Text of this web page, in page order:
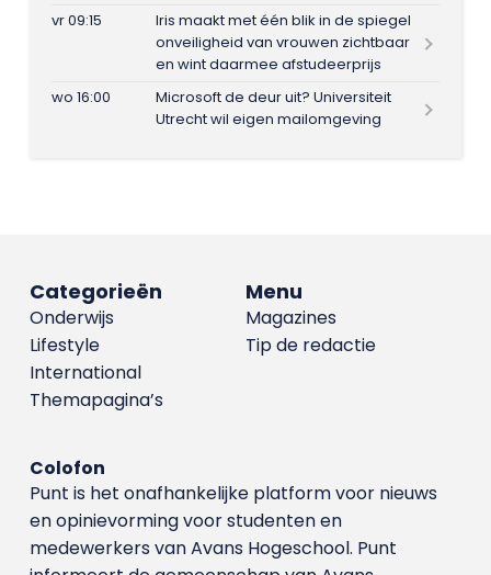
vr 09:15
Iris maakt met één blik in de spiegel
onveiligheid van vrouwen zichtbaar
en wint daarmee afstudeerprijs
wo 16:00
Microsoft de deur uit? Universiteit
Utrecht wil eigen mailomgeving
Menu
Magazines
Tip de redactie
Categorieën
Onderwijs
Lifestyle
International
Themapagina’s
Colofon
Punt is het onafhankelijke platform voor nieuws
en opinievorming voor studenten en
medewerkers van Avans Hoge­school. Punt